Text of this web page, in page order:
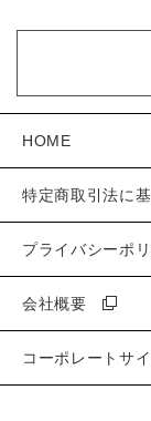
HOME
特定商取引法に
プライバシーポ
会社概要
コーポレートサイ